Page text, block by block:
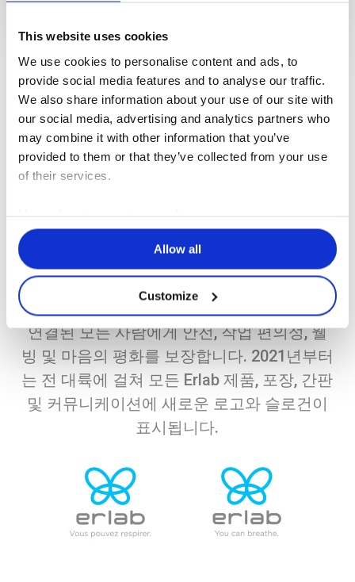
This website uses cookies
We use cookies to personalise content and ads, to
provide social media features and to analyse our traffic.
We also share information about your use of our site with
our social media, advertising and analytics partners who
may combine it with other information that you’ve
provided to them or that they’ve collected from your use
of their services.
Allow all
Customize
커뮤니케이션
숨 쉬어도 돼요.
새로운 슬로건은 공기 여과 기술 분야의 글로
해당 슬로건은 모든 Erlab 제품의 궁극적인
장점인, 실험실 안팎에서 완전히 깨끗한 공기
를 마실 수 있다는 약속을 담고 있습니다. 실
험실 내부의 모든 사용자는 물론 외부 환경과
연결된 모든 사람에게 안전, 작업 편의성, 웰
빙 및 마음의 평화를 보장합니다. 2021년부터
는 전 대륙에 걸쳐 모든 Erlab 제품, 포장, 간판
및 커뮤니케이션에 새로운 로고와 슬로건이
표시됩니다.
Close
Close
Close